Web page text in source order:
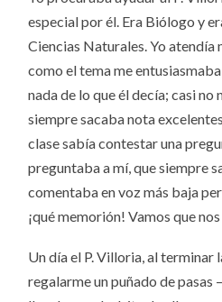
especial por él. Era Biólogo y
Ciencias Naturales. Yo atendía
como el tema me
nada de lo que él decía; casi
siempre sacaba nota
clase sabía contestar una
preguntaba a mí, que siempre
comentaba en voz más baja
¡qué memorión! Vamos que
Un día el P. Villoria, al terminar
regalarme un puñado de pasas